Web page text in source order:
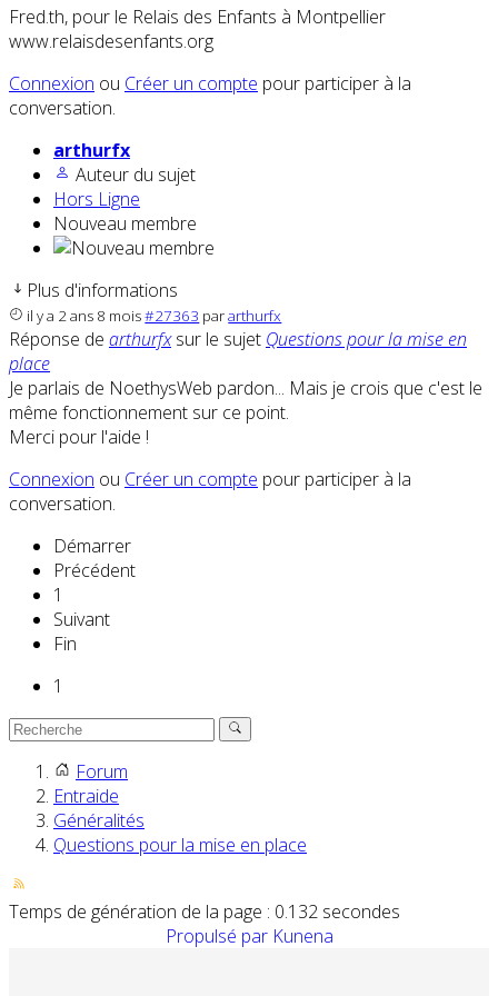
Fred.th, pour le Relais des Enfants à Montpellier
www.relaisdesenfants.org
Connexion ou Créer un compte pour participer à la
conversation.
arthurfx
Auteur du sujet
Hors Ligne
Nouveau membre
Plus d'informations
il y a 2 ans 8 mois#27363 pararthurfx
Réponse de arthurfxsur le sujet Questions pour la mise en
place
Je parlais de NoethysWeb pardon... Mais je crois que c'est le
même fonctionnement sur ce point.
Merci pour l'aide !
Connexion ou Créer un compte pour participer à la
conversation.
Démarrer
Précédent
1
Suivant
Fin
1
Forum
Entraide
Généralités
Questions pour la mise en place
Temps de génération de la page : 0.132 secondes
Propulsé par Kunena